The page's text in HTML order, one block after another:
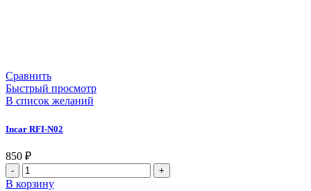
Сравнить
Быстрый просмотр
В список желаний
Incar RFI-N02
850 ₽
В корзину